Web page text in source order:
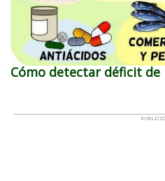
Cómo detectar déficit de